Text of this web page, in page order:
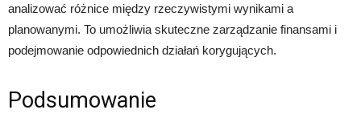
analizować różnice między rzeczywistymi wynikami a
planowanymi. To umożliwia skuteczne zarządzanie finansami i
podejmowanie odpowiednich działań korygujących.
Podsumowanie